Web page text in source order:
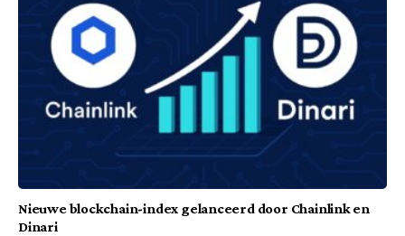
Nieuwe blockchain-index gelanceerd door Chainlink en
Dinari